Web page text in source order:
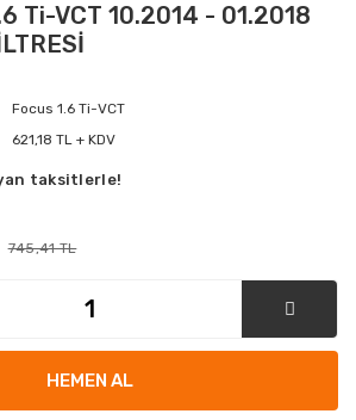
Ti-VCT 10.2014 - 01.2018
Focus 1.6 Ti-VCT
621,18 TL + KDV
taksitlerle!
745,41 TL
HEMEN AL